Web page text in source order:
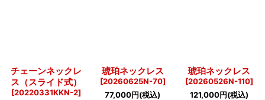
チェーンネックレ
ス（スライド式）
[20220331KKN-2]
琥珀ネックレス
[20260625N-70]
77,000円(税込)
琥珀ネックレス
[20260526N-110]
121,000円(税込)